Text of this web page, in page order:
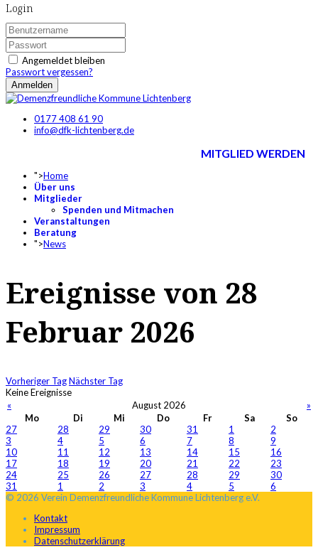
Login
Angemeldet bleiben
Passwort vergessen?
Anmelden
0177 408 61 90
info@dfk-lichtenberg.de
MITGLIED WERDEN
">Home
Über uns
Mitglieder
Spenden und Mitmachen
Veranstaltungen
Beratung
">News
Ereignisse von 28
Februar 2026
Vorheriger TagNächster Tag
Keine Ereignisse
«
August 2026
»
Mo
Di Mi Do Fr Sa
So
27
28 29 30 31 1
2
3
4 5 6 7 8
9
10
11 12 13 14 15
16
17
18 19 20 21 22
23
24
25 26 27 28 29
30
31
1 2 3 4 5
6
© 2026 Verein Demenzfreundliche Kommune Lichtenberg e.V.
Kontakt
Impressum
Datenschutzerklärung